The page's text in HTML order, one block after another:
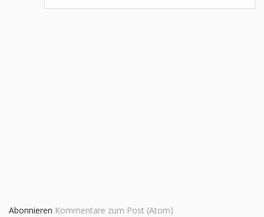
Abonnieren Kommentare zum Post (Atom)